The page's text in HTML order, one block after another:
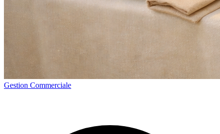
Gestion Commerciale